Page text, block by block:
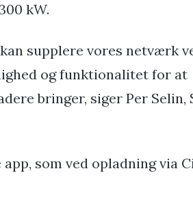
kW.
supplere vores netværk
og funktionalitet for at
bringer, siger Per Selin,
som ved opladning via